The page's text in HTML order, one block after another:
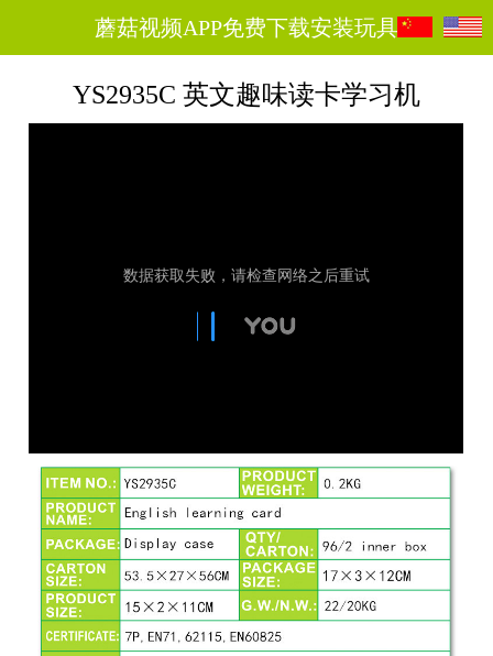
蘑菇视频APP免费下载安装玩具
YS2935C 英文趣味读卡学习机